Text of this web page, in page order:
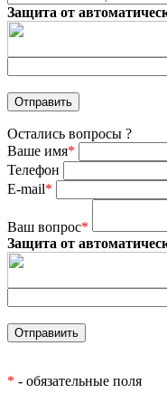
Защита от
Остались вопросы ?
Ваше имя*
Телефон
E-mail*
Ваш вопрос*
Защита от
* - обязательные поля